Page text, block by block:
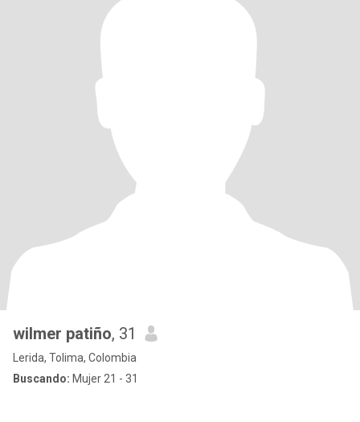
wilmer patiño, 31
Lerida, Tolima, Colombia
Buscando: Mujer 21 - 31